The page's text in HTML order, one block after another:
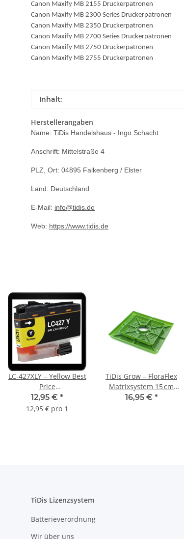
Canon Maxify MB 2155 Druckerpatronen
Canon Maxify MB 2300 Series Druckerpatronen
Canon Maxify MB 2350 Druckerpatronen
Canon Maxify MB 2700 Series Druckerpatronen
Canon Maxify MB 2750 Druckerpatronen
Canon Maxify MB 2755 Druckerpatronen
Inhalt:
Herstellerangaben
Name: TiDis Handelshaus - Ingo Schacht
Anschrift: Mittelstraße 4
PLZ, Ort: 04895 Falkenberg / Elster
Land: Deutschland
E-Mail: info@tidis.de
Web: https://www.tidis.de
LC-427XLY – Yellow Best
Price
Ersatzdruckerpatrone
mit 5.000 Seiten
12,95 € *
12,95 € pro 1
TiDis Grow – FloraFlex
Matrixsystem 15 cm
quadratisch – 12er-
16,95 € *
TiDis Lizenzsystem
Batterieverordnung
Wir über uns